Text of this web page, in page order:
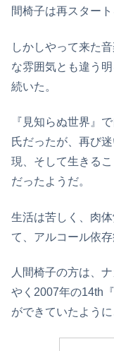
間椅子は再スタート
しかしやって来た
な雰囲気とも違う
続いた。
『見知らぬ世界』
氏だったが、再び
現、そして生きる
だったようだ。
生活は苦しく、肉
て、アルコール依
人間椅子の方は、
やく2007年の14th『
ができていたよう